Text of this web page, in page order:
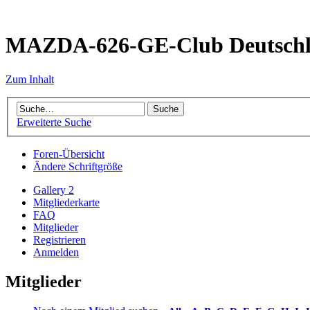
MAZDA-626-GE-Club
Zum Inhalt
Erweiterte Suche
Foren-Übersicht
Ändere Schriftgröße
Gallery 2
Mitgliederkarte
FAQ
Mitglieder
Registrieren
Anmelden
Mitglieder